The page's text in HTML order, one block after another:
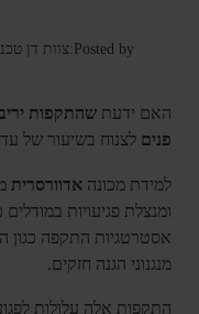
Posted by: צוות דן
האם ידעתשהתקפות
פנים לצנוח בשיעור של עד
למידת מכונה אדוורסרית
ומנצלת פגיעויות במודלים
אסטרטגיות התקפה כגון
מנגנוני הגנה חזקים.